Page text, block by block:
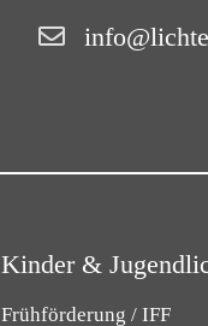
Kinder &
Frühförderung / IFF